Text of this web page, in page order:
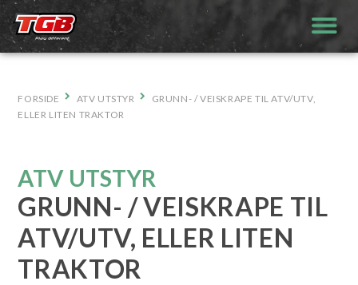
Hopp
til
innhold
FORSIDE ATV UTSTYR
GRUNN- / VEISKRAPE TIL ATV/UTV,
ELLER LITEN TRAKTOR
ATV UTSTYR
GRUNN- / VEISKRAPE TIL
ATV/UTV, ELLER LITEN
TRAKTOR